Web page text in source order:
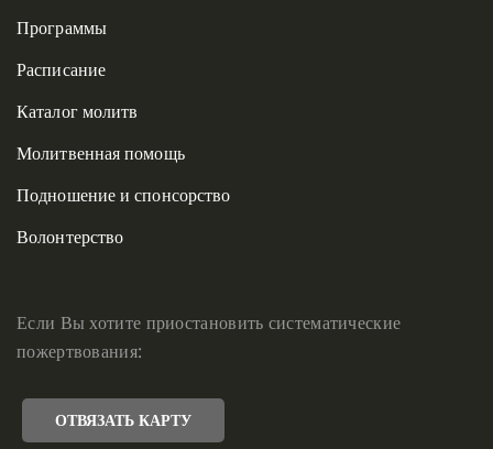
Программы
Расписание
Каталог молитв
Молитвенная помощь
Подношение и спонсорство
Волонтерство
Если Вы хотите приостановить систематические
пожертвования:
ОТВЯЗАТЬ КАРТУ